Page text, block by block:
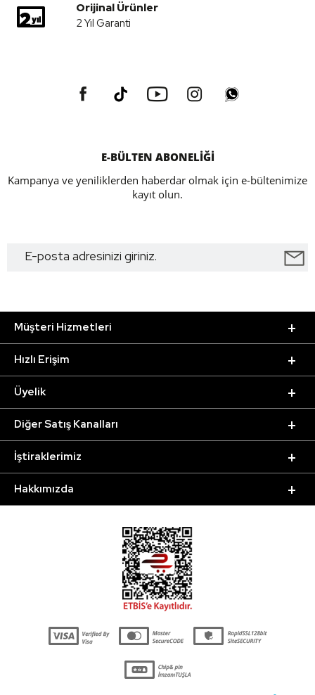
Orijinal Ürünler
2 Yıl Garanti
E-BÜLTEN ABONELİĞİ
Kampanya ve yeniliklerden haberdar olmak için e-bültenimize
kayıt olun.
Müşteri Hizmetleri
Hızlı Erişim
Üyelik
Diğer Satış Kanalları
İştiraklerimiz
Hakkımızda